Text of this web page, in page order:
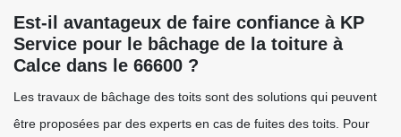
Est-il avantageux de faire confiance à KP
Service pour le bâchage de la toiture à
Calce dans le 66600 ?
Les travaux de bâchage des toits sont des solutions qui peuvent
être proposées par des experts en cas de fuites des toits. Pour